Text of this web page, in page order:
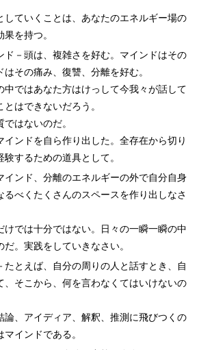
していくことは、あなたのエネルギー場の
を持つ。
ド－頭は、複雑さを好む。マインドはその
はその痛み、復讐、分離を好む。
中ではあなた方はけっして今我々が話して
はできないだろう。
はないのだ。
インドを自ら作り出した。全存在から切り
するための道具として。
インド、分離のエネルギーの外で自分自身
るべくたくさんのスペースを作り出しなさ
けでは十分ではない。日々の一瞬一瞬の中
。実践をしていきなさい。
たとえば、自分の周りの人と話すとき、自
、そこから、何を言わなくてはいけないの
論、アイディア、解釈、推測に飛びつくの
インドである。